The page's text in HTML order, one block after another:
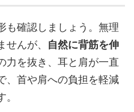
も確認しましょう。無理
んが、 自然に背筋を伸
力を抜き、耳と肩が一直
、首や肩への負担を軽減